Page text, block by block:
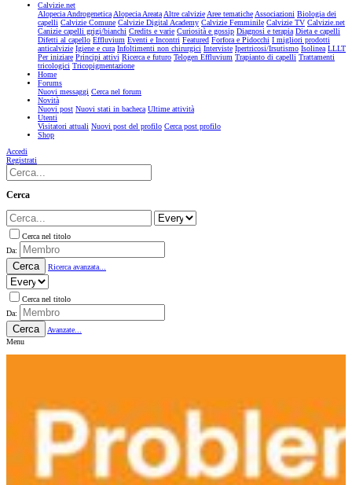
Calvizie.net
Alopecia AndrogeneticaAlopecia AreataAltre calvizieAree tematicheAssociazioni Biologia dei
capelli Calvizie Comune Calvizie Digital Academy Calvizie Femminile Calvizie TV Calvizie.net
Canizie capelli grigi/bianchi Credits e varie Curiosità e gossip Diagnosi e terapia Dieta e capelli
Difetti al capello Effluvium Eventi e Incontri Featured Forfora e Pidocchi I migliori prodotti
anticalvizie Igiene e cura Infoltimenti non chirurgici Interviste Ipertricosi/Irsutismo Isolinea LLLT
Per iniziare Principi attivi Ricerca e futuro Telogen Effluvium Trapianto di capelli Trattamenti
tricologici Tricopigmentazione
Home
Forums
Nuovi messaggi Cerca nel forum
Novità
Nuovi post Nuovi stati in bacheca Ultime attività
Utenti
Visitatori attuali Nuovi post del profilo Cerca post profilo
Shop
Accedi
Registrati
Cerca
Cerca nel titolo
Da:
Cerca Ricerca avanzata...
Cerca nel titolo
Da:
Cerca
Avanzate...
Menu